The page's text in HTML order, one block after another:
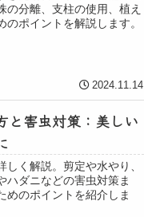
の分離、支柱の使用、植え
ポイントを解説します。
2024.11.14
と害虫対策：美しい
く解説。剪定や水やり、
ハダニなどの害虫対策ま
めのポイントを紹介しま